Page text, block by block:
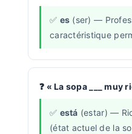
es (ser) —
caractéristique
« La sopa ___ muy
está (estar) —
(état actuel de la